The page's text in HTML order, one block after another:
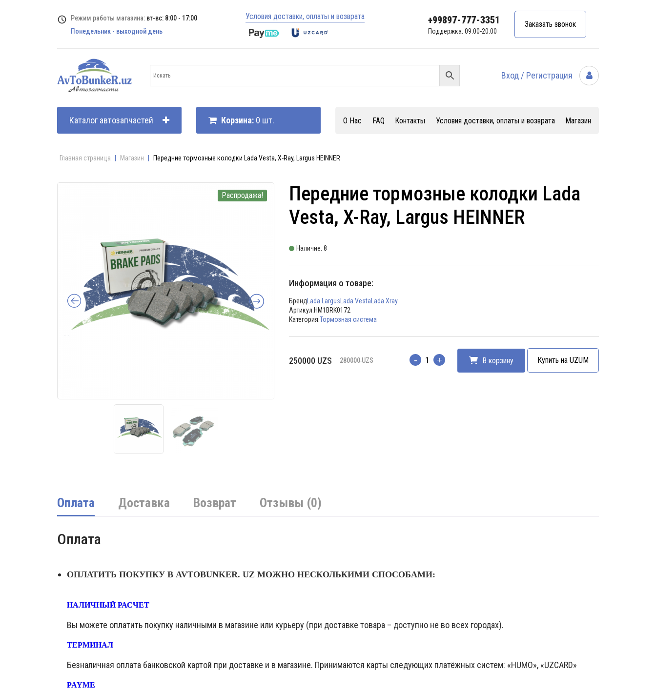
Режим работы магазина: вт-вс: 8:00 - 17:00
Понедельник - выходной день
Условия доставки, оплаты и возврата +99897-777-3351
Поддержка: 09:00-20:00
Заказать звонок
Вход / Регистрация
Каталог автозапчастей Корзина: 0 шт. О Нас FAQ Контакты Условия доставки, оплаты и возврата Магазин
Главная страница Магазин Передние тормозные колодки Lada Vesta, X-Ray, Largus HEINNER
Распродажа!
Передние тормозные колодки Lada
Vesta, X-Ray, Largus HEINNER
Наличие: 8
Информация о товаре:
Бренд Lada Largus Lada Vesta Lada Xray
Артикул:HM1BRK0172
Категория:Тормозная система
280000UZS
Первоначальная
250000 UZS
Текущая
Количество В корзину Купить на UZUM
Оплата Доставка Возврат Отзывы (0)
Оплата
ОПЛАТИТЬ ПОКУПКУ В AVTOBUNKER. UZ МОЖНО НЕСКОЛЬКИМИ СПОСОБАМИ:
НАЛИЧНЫЙ РАСЧЕТ
Вы можете оплатить покупку наличными в магазине или курьеру (при доставке товара – доступно не во всех городах).
ТЕРМИНАЛ
Безналичная оплата банковской картой при доставке и в магазине. Принимаются карты следующих платёжных систем: «HUMO», «UZCARD»
PAYME